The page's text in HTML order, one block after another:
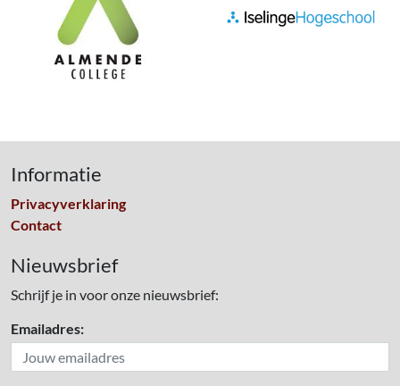
Informatie
Privacyverklaring
Contact
Nieuwsbrief
Schrijf je in voor onze nieuwsbrief:
Emailadres: